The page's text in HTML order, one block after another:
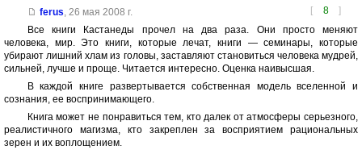
[ 8 ]
ferus, 26 мая 2008 г.
Все книги Кастанеды прочел на два раза. Они просто меняют
человека, мир. Это книги, которые лечат, книги — семинары, которые
убирают лишний хлам из головы, заставляют становиться человека мудрей,
сильней, лучше и проще. Читается интересно. Оценка наивысшая.
В каждой книге развертывается собственная модель вселенной и
сознания, ее воспринимающего.
Книга может не понравиться тем, кто далек от атмосферы серьезного,
реалистичного магизма, кто закреплен за восприятием рациональных
зерен и их воплощением.